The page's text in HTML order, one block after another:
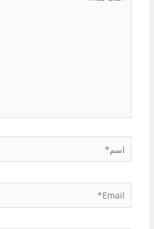
اسم*
Email*